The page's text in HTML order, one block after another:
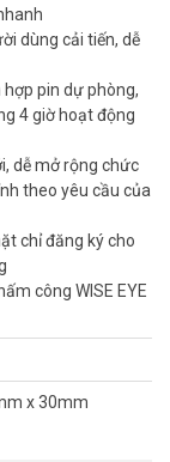
có khả năng
dụng Chip xử lý
dùng cải tiến, dễ
pin dự phòng,
4 giờ hoạt động
dễ mở rộng chức
theo yêu cầu của
chỉ đăng ký cho
công WISE EYE
x 30mm